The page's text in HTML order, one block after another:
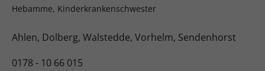
Hebamme, Kinderkrankenschwester
Ahlen, Dolberg, Walstedde, Vorhelm, Sendenhorst
0178 - 10 66 015